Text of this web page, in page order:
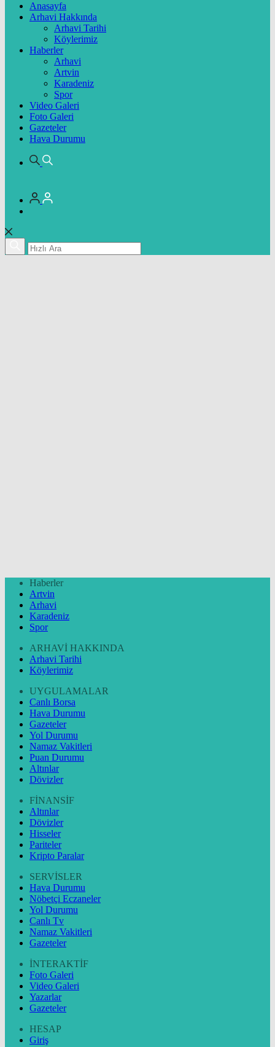
Anasayfa
Arhavi Hakkında
Arhavi Tarihi
Köylerimiz
Haberler
Arhavi
Artvin
Karadeniz
Spor
Video Galeri
Foto Galeri
Gazeteler
Hava Durumu
Haberler
Artvin
Arhavi
Karadeniz
Spor
ARHAVİ HAKKINDA
Arhavi Tarihi
Köylerimiz
UYGULAMALAR
Canlı Borsa
Hava Durumu
Gazeteler
Yol Durumu
Namaz Vakitleri
Puan Durumu
Altınlar
Dövizler
FİNANSİF
Altınlar
Dövizler
Hisseler
Pariteler
Kripto Paralar
SERVİSLER
Hava Durumu
Nöbetçi Eczaneler
Yol Durumu
Canlı Tv
Namaz Vakitleri
Gazeteler
İNTERAKTİF
Foto Galeri
Video Galeri
Yazarlar
Gazeteler
HESAP
Giriş